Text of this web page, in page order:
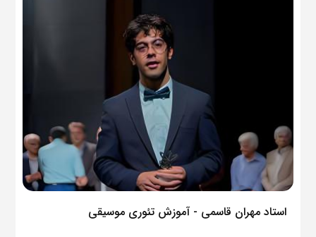
استاد مهران قاسمی - آموزش تئوری موسیقی